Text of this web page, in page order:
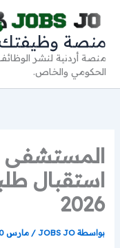
المحتوى
منصة
منصة أردنية لنشر
الحكومي والخاص.
المستشفى
استقبال
2026
بواسطة JOBS JO
/مارس 10, 2026